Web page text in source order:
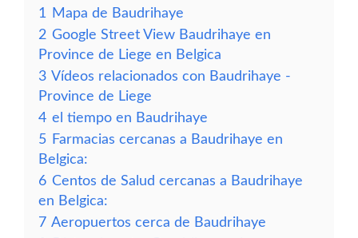
1
Mapa de Baudrihaye
2 Google Street View Baudrihaye en
Province de Liege en Belgica
3 Vídeos relacionados con Baudrihaye -
Province de Liege
4 el tiempo en Baudrihaye
5 Farmacias cercanas a Baudrihaye en
Belgica:
6 Centos de Salud cercanas a Baudrihaye
en Belgica:
7 Aeropuertos cerca de Baudrihaye